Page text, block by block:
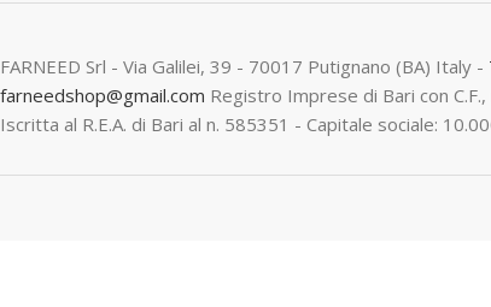
FARNEED Srl - Via Galilei, 39 - 70017 Putignano (BA) Italy -
farneedshop@gmail.com Registro Imprese di Bari con
Iscritta al R.E.A. di Bari al n. 585351 - Capitale sociale: